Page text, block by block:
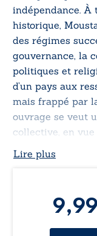
indépendance. À
historique,
des régimes
gouvernance, la
politiques et
d’un pays aux
mais frappé par
ouvrage se veut
collective, en
durable.
Lire plus
9,99